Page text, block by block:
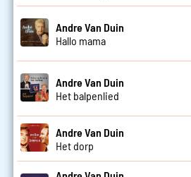
Andre Van Duin
Hallo mama
Andre Van Duin
Het balpenlied
Andre Van Duin
Het dorp